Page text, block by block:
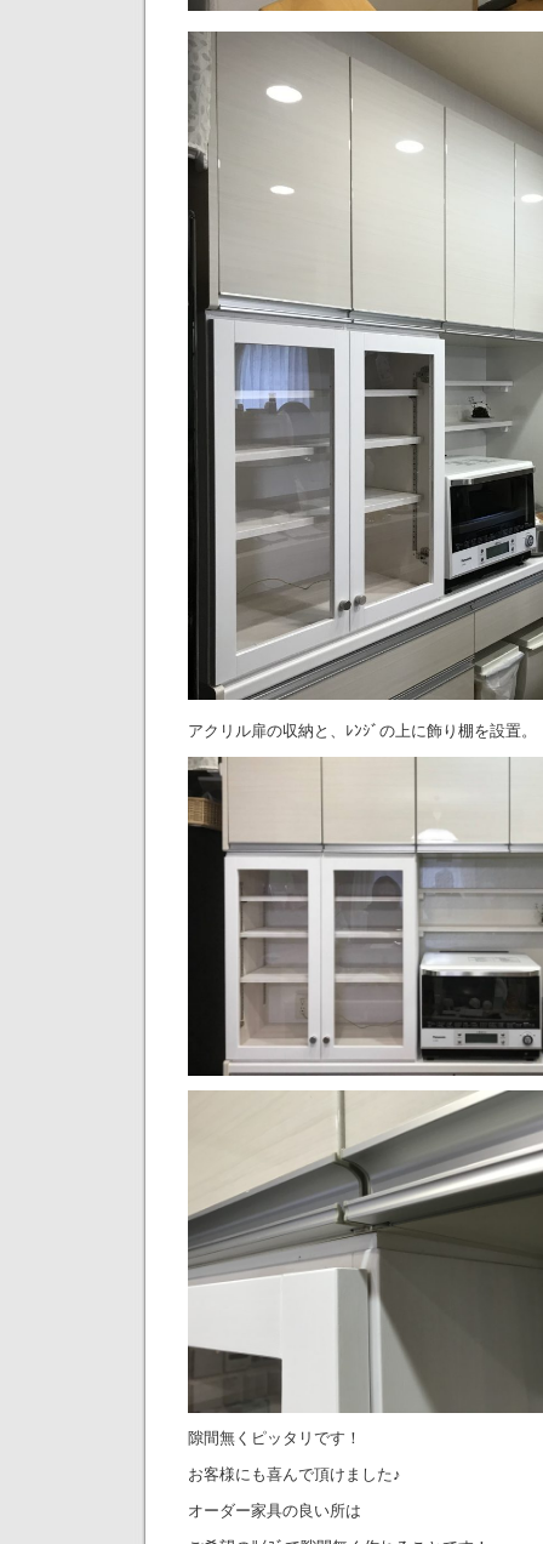
アクリル扉の収納と、ﾚﾝｼﾞの上に飾り棚を設置。
隙間無くピッタリです！
お客様にも喜んで頂けました♪
オーダー家具の良い所は